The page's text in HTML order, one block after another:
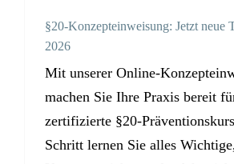
§20-Konzepteinweisung: Jetzt neue
2026
Mit unserer Online-
machen Sie Ihre Praxis bereit
zertifizierte §20-
Schritt lernen Sie alles